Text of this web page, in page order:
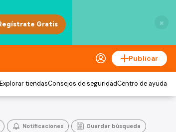
×
Publicar
Explorar tiendasConsejos de seguridadCentro de ayuda
Notificaciones Guardar búsqueda